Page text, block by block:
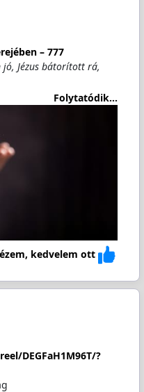
– 777
Jézus bátorított rá,
Folytatódik...
kedvelem ott
DEGFaH1M96T/?